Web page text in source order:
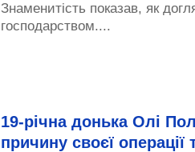
Знаменитість показав, як
господарством....
19-річна донька Олі
причину своєї